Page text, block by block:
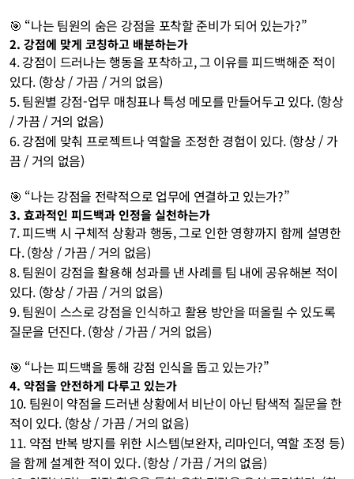
🎯 “나는 팀원의 숨은 강점을 포착할 준비가 되어 있는가?”
2. 강점에 맞게 코칭하고 배분하는가
4. 강점이 드러나는 행동을 포착하고, 그 이유를 피드백해준 적이
있다. (항상 / 가끔 / 거의 없음)
5. 팀원별 강점-업무 매칭표나 특성 메모를 만들어두고 있다. (항상
/ 가끔 / 거의 없음)
6. 강점에 맞춰 프로젝트나 역할을 조정한 경험이 있다. (항상 / 가
끔 / 거의 없음)
🎯 “나는 강점을 전략적으로 업무에 연결하고 있는가?”
3. 효과적인 피드백과 인정을 실천하는가
7. 피드백 시 구체적 상황과 행동, 그로 인한 영향까지 함께 설명한
다. (항상 / 가끔 / 거의 없음)
8. 팀원이 강점을 활용해 성과를 낸 사례를 팀 내에 공유해본 적이
있다. (항상 / 가끔 / 거의 없음)
9. 팀원이 스스로 강점을 인식하고 활용 방안을 떠올릴 수 있도록
질문을 던진다. (항상 / 가끔 / 거의 없음)
🎯 “나는 피드백을 통해 강점 인식을 돕고 있는가?”
4. 약점을 안전하게 다루고 있는가
10. 팀원이 약점을 드러낸 상황에서 비난이 아닌 탐색적 질문을 한
적이 있다. (항상 / 가끔 / 거의 없음)
11. 약점 반복 방지를 위한 시스템(보완자, 리마인더, 역할 조정 등)
을 함께 설계한 적이 있다. (항상 / 가끔 / 거의 없음)